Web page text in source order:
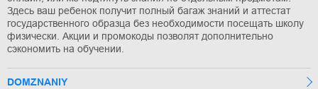
Здесь ваш ребенок получит полный багаж знаний и аттестат
государственного образца без необходимости посещать школу
физически. Акции и промокоды позволят дополнительно
сэкономить на обучении.
DOMZNANIY